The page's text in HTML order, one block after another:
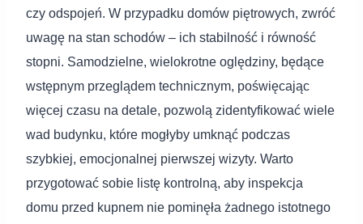
czy odspojeń. W przypadku domów piętrowych, zwróć
uwagę na stan schodów – ich stabilność i równość
stopni. Samodzielne, wielokrotne oględziny, będące
wstępnym przeglądem technicznym, poświęcając
więcej czasu na detale, pozwolą zidentyfikować wiele
wad budynku, które mogłyby umknąć podczas
szybkiej, emocjonalnej pierwszej wizyty. Warto
przygotować sobie listę kontrolną, aby inspekcja
domu przed kupnem nie pominęła żadnego istotnego